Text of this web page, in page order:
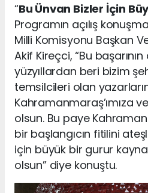
“Bu Ünvan Bizler İçin
Programın açılış
Milli Komisyonu Başkan
Akif Kireçci, “Bu
yüzyıllardan beri bizim
temsilcileri olan
Kahramanmaraş’ımıza
olsun. Bu paye
bir başlangıcın fitilini
için büyük bir gurur
olsun” diye konuştu.